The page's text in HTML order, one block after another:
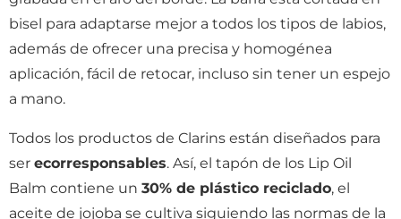
bisel para adaptarse mejor a todos los tipos de labios,
además de ofrecer una precisa y homogénea
aplicación, fácil de retocar, incluso sin tener un espejo
a mano.
Todos los productos de Clarins están diseñados para
ser ecorresponsables. Así, el tapón de los Lip Oil
Balm contiene un 30% de plástico reciclado, el
aceite de jojoba se cultiva siguiendo las normas de la